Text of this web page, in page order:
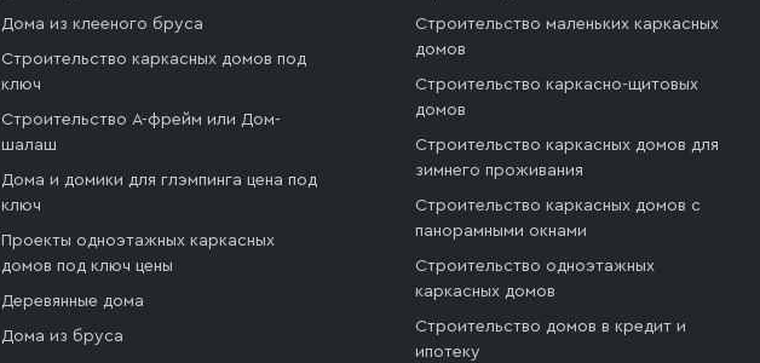
Дома из клееного бруса
Строительство каркасных домов под
ключ
Строительство А-фрейм или Дом-
шалаш
Дома и домики для глэмпинга цена под
ключ
Проекты одноэтажных каркасных
домов под ключ цены
Деревянные дома
Дома из бруса
Строительство маленьких каркасных
домов
Строительство каркасно-щитовых
домов
Строительство каркасных домов для
зимнего проживания
Строительство каркасных домов с
панорамными окнами
Строительство одноэтажных
каркасных домов
Строительство домов в кредит и
ипотеку